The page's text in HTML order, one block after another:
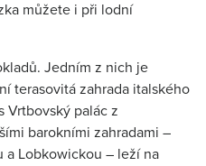
můžete i při lodní
Jedním z nich je
terasovitá zahrada italského
Vrtbovský palác z
barokními zahradami –
a Lobkowickou – leží na